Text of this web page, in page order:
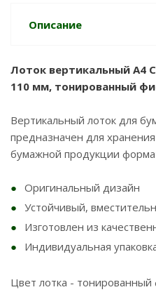
Описание
Лоток вертикальный А4
110 мм, тонированный
Вертикальный лоток для
предназначен для
бумажной продукции
Оригинальный дизайн
Устойчивый,
Изготовлен из
Индивидуальная
Цвет лотка -